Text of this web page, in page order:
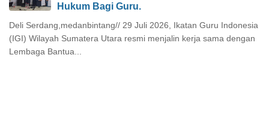
Hukum Bagi Guru.
Deli Serdang,medanbintang// 29 Juli 2026, Ikatan Guru Indonesia
(IGI) Wilayah Sumatera Utara resmi menjalin kerja sama dengan
Lembaga Bantua...